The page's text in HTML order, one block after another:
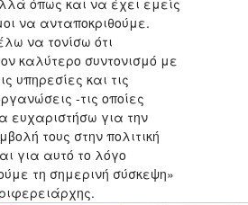
να ανταποκριθούμε.
να τονίσω ότι
καλύτερο συντονισμό με
υπηρεσίες και τις
-τις οποίες
ευχαριστήσω για την
τους στην πολιτική
για αυτό το λόγο
τη σημερινή σύσκεψη»